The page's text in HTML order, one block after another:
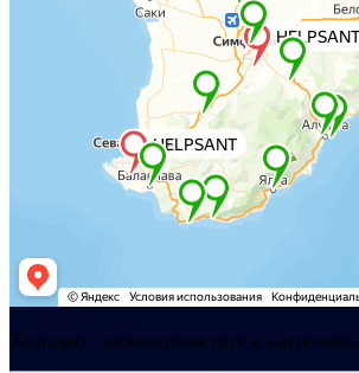
Хелпсант - инженерные сети и